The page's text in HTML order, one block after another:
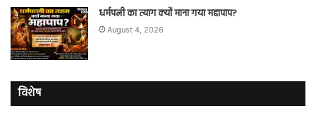
धर्मपत्नी का त्याग क्यों माना गया महापाप?
August 4, 2026
विशेष